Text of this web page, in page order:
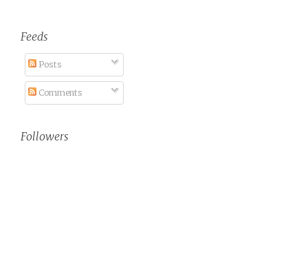
Feeds
Posts
Comments
Followers